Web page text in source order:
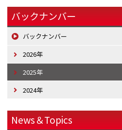
バックナンバー
バックナンバー
2026年
2025年
2024年
News＆Topics